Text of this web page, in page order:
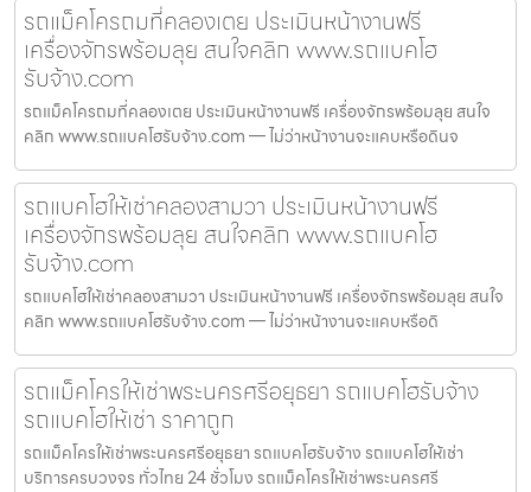
รถแม็คโครถมที่คลองเตย ประเมินหน้างานฟรี
เครื่องจักรพร้อมลุย สนใจคลิก www.รถแบคโฮ
รับจ้าง.com
รถแม็คโครถมที่คลองเตย ประเมินหน้างานฟรี เครื่องจักรพร้อมลุย สนใจ
คลิก www.รถแบคโฮรับจ้าง.com — ไม่ว่าหน้างานจะแคบหรือดินจ
รถแบคโฮให้เช่าคลองสามวา ประเมินหน้างานฟรี
เครื่องจักรพร้อมลุย สนใจคลิก www.รถแบคโฮ
รับจ้าง.com
รถแบคโฮให้เช่าคลองสามวา ประเมินหน้างานฟรี เครื่องจักรพร้อมลุย สนใจ
คลิก www.รถแบคโฮรับจ้าง.com — ไม่ว่าหน้างานจะแคบหรือดิ
รถแม็คโครให้เช่าพระนครศรีอยุธยา รถแบคโฮรับจ้าง
รถแบคโฮให้เช่า ราคาถูก
รถแม็คโครให้เช่าพระนครศรีอยุธยา รถแบคโฮรับจ้าง รถแบคโฮให้เช่า
บริการครบวงจร ทั่วไทย 24 ชั่วโมง รถแม็คโครให้เช่าพระนครศรี